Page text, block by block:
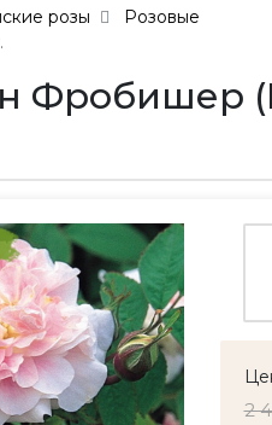
розы
Розовые
Фробишер
2